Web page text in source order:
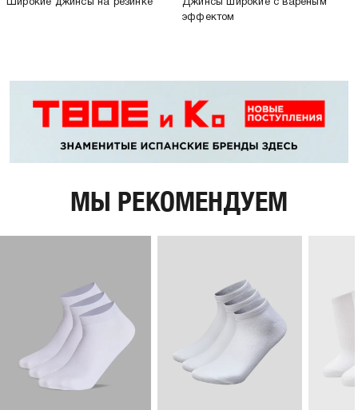
Широкие джинсы на резинке
Джинсы широкие с вареным
эффектом
МЫ РЕКОМЕНДУЕМ